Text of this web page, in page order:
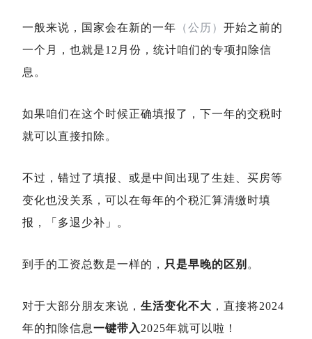
一般来说，国家会在新的一年 （公历） 开始之前的
一个月，也就是12月份，统计咱们的专项扣除信
息。
如果咱们在这个时候正确填报了，下一年的交税时
就可以直接扣除。
不过，错过了填报、或是中间出现了生娃、买房等
变化也没关系，可以在每年的个税汇算清缴时填
报，「多退少补」。
到手的工资总数是一样的， 只是早晚的区别 。
对于大部分朋友来说， 生活变化不大 ，直接将2024
年的扣除信息一键带入 2025年就可以啦！